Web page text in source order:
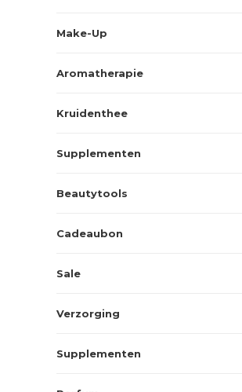
Make-Up
Aromatherapie
Kruidenthee
Supplementen
Beautytools
Cadeaubon
Sale
Verzorging
Supplementen